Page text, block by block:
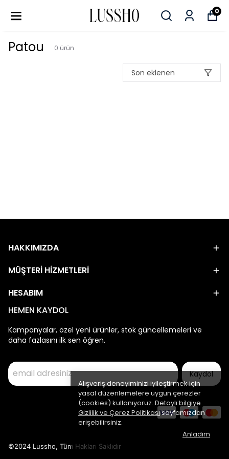
0
Alışveriş deneyiminizi iyileştirmek için
yasal düzenlemelere uygun çerezler
(cookies) kullanıyoruz. Detaylı bilgiye
Gizlilik ve Çerez Politikasısayfamızdan
erişebilirsiniz.
Anladım
Patou 0 ürün
Son eklenen
HAKKIMIZDA
MÜŞTERİ HİZMETLERİ
HESABIM
HEMEN KAYDOL
Kampanyalar, özel yeni ürünler, stok güncellemeleri ve
daha fazlasını ilk sen öğren.
Kaydol
©2024 Lussho, Tüm Hakları Saklıdır